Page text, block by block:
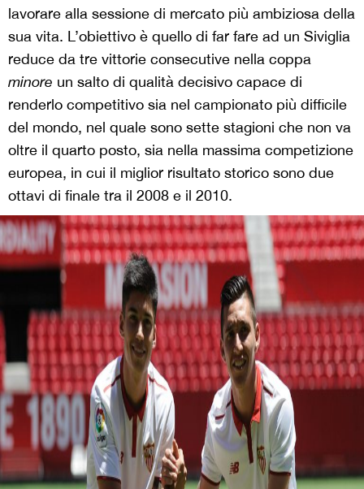
lavorare alla sessione di mercato più ambiziosa della
sua vita. L’obiettivo è quello di far fare ad un Siviglia
reduce da tre vittorie consecutive nella coppa
minore un salto di qualità decisivo capace di
renderlo competitivo sia nel campionato più difficile
del mondo, nel quale sono sette stagioni che non va
oltre il quarto posto, sia nella massima competizione
europea, in cui il miglior risultato storico sono due
ottavi di finale tra il 2008 e il 2010.